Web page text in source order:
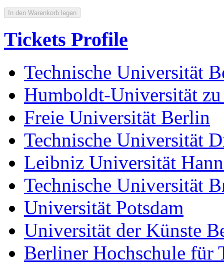
In den Warenkorb legen
Tickets Profile
Technische Universität
Humboldt-Universität
Freie Universität Berlin
Technische Universität
Leibniz Universität
Technische Universität
Universität Potsdam
Universität der Künste
Berliner Hochschule für